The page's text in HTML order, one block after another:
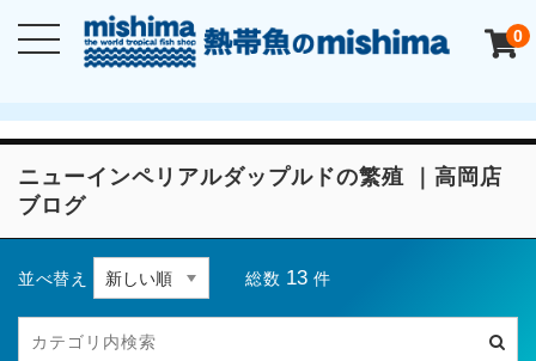
0
ニューインペリアルダップルドの繁殖 ｜高岡店
ブログ
並べ替え 総数 13 件